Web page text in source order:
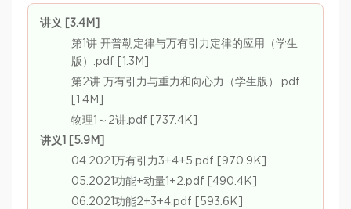
讲义 [3.4M]
第1讲 开普勒定律与万有引力定律的应用（学生
版）.pdf [1.3M]
第2讲 万有引力与重力和向心力（学生版）.pdf
[1.4M]
物理1～2讲.pdf [737.4K]
讲义1 [5.9M]
04.2021万有引力3+4+5.pdf [970.9K]
05.2021功能+动量1+2.pdf [490.4K]
06.2021功能2+3+4.pdf [593.6K]